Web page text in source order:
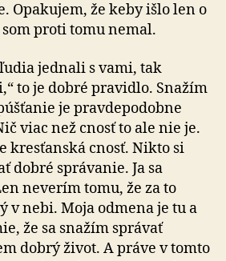
Opakujem, že keby išlo len o
proti tomu nemal.
jednali s vami, tak
to je dobré pravidlo. Snažím
je pravdepodobne
viac než cnosť to ale nie je.
kresťanská cnosť. Nikto si
dobré správanie. Ja sa
neverím tomu, že za to
v nebi. Moja odmena je tu a
že sa snažím správať
dobrý život. A práve v tomto